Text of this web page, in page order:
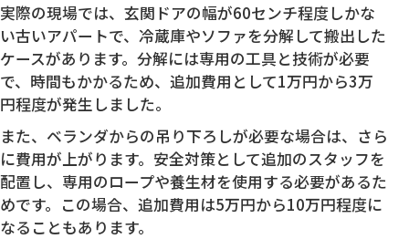
実際の現場では、玄関ドアの幅が60センチ程度しかな
い古いアパートで、冷蔵庫やソファを分解して搬出した
ケースがあります。分解には専用の工具と技術が必要
で、時間もかかるため、追加費用として1万円から3万
円程度が発生しました。
また、ベランダからの吊り下ろしが必要な場合は、さら
に費用が上がります。安全対策として追加のスタッフを
配置し、専用のロープや養生材を使用する必要があるた
めです。この場合、追加費用は5万円から10万円程度に
なることもあります。